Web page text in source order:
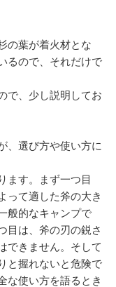
の葉が着火材とな
るので、それだけで
で、少し説明してお
、選び方や使い方に
ます。まず一つ目
って適した斧の大き
般的なキャンプで
目は、斧の刃の鋭さ
できません。そして
と握れないと危険で
な使い方を語るとき